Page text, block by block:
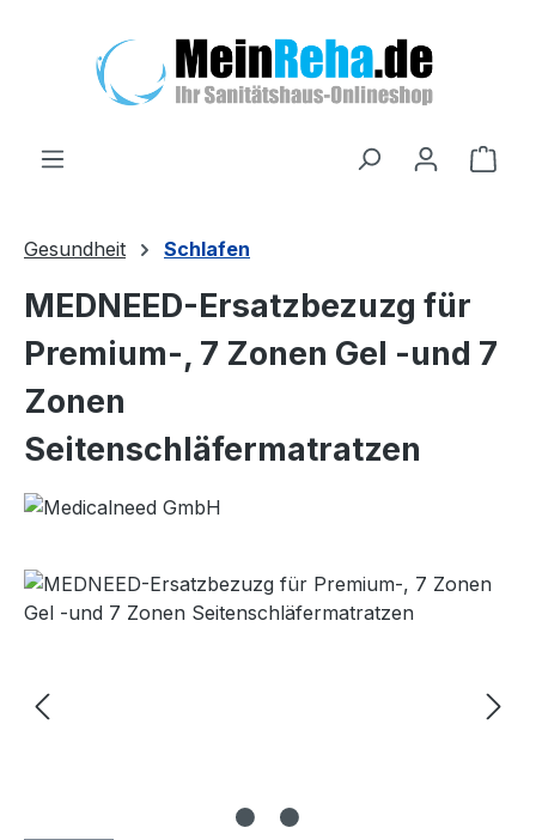
Gesundheit Schlafen
MEDNEED-Ersatzbezuzg für
Premium-, 7 Zonen Gel -und 7
Zonen
Seitenschläfermatratzen
Bildergalerie überspringen